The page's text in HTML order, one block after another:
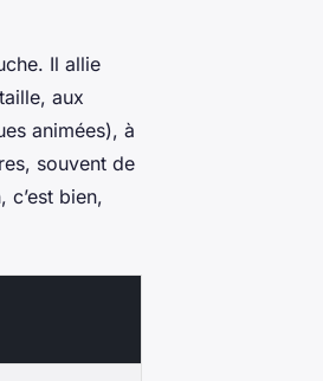
Il allie
aux
animées), à
souvent de
c’est bien,